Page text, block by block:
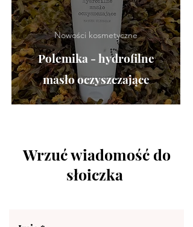
Polemika - hydrofilne
masło oczyszczające
Nowości kosmetyczne
Wrzuć wiadomość do
słoiczka